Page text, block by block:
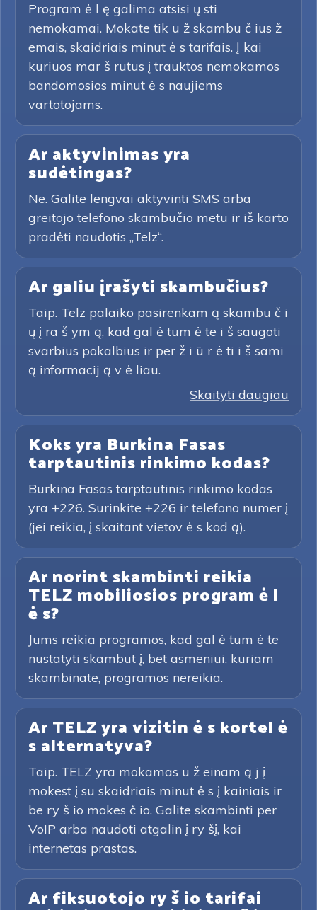
Program ė l ę galima atsisi ų sti
nemokamai. Mokate tik u ž skambu č ius ž
emais, skaidriais minut ė s tarifais. Į kai
kuriuos mar š rutus į trauktos nemokamos
bandomosios minut ė s naujiems
vartotojams.
Ar aktyvinimas yra
sudėtingas?
Ne. Galite lengvai aktyvinti SMS arba
greitojo telefono skambučio metu ir iš karto
pradėti naudotis „Telz“.
Ar galiu įrašyti skambučius?
Taip. Telz palaiko pasirenkam ą skambu č i
ų į ra š ym ą, kad gal ė tum ė te i š saugoti
svarbius pokalbius ir per ž i ū r ė ti i š sami
ą informacij ą v ė liau.
Skaityti daugiau
Koks yra Burkina Fasas
tarptautinis rinkimo kodas?
Burkina Fasas tarptautinis rinkimo kodas
yra +226. Surinkite +226 ir telefono numer į
(jei reikia, į skaitant vietov ė s kod ą).
Ar norint skambinti reikia
TELZ mobiliosios program ė l
ė s?
Jums reikia programos, kad gal ė tum ė te
nustatyti skambut į, bet asmeniui, kuriam
skambinate, programos nereikia.
Ar TELZ yra vizitin ė s kortel ė
s alternatyva?
Taip. TELZ yra mokamas u ž einam ą j į
mokest į su skaidriais minut ė s į kainiais ir
be ry š io mokes č io. Galite skambinti per
VoIP arba naudoti atgalin į ry šį, kai
internetas prastas.
Ar fiksuotojo ry š io tarifai